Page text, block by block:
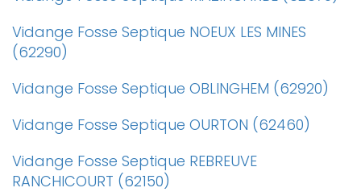
Vidange Fosse Septique NOEUX LES MINES
(62290)
Vidange Fosse Septique OBLINGHEM (62920)
Vidange Fosse Septique OURTON (62460)
Vidange Fosse Septique REBREUVE
RANCHICOURT (62150)